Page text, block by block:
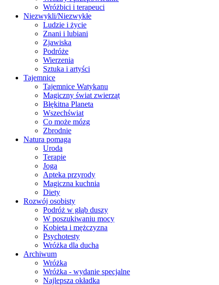
Wróżbici i terapeuci
Niezwykli/Niezwykłe
Ludzie i życie
Znani i lubiani
Zjawiska
Podróże
Wierzenia
Sztuka i artyści
Tajemnice
Tajemnice Watykanu
Magiczny świat zwierząt
Błękitna Planeta
Wszechświat
Co może mózg
Zbrodnie
Natura pomaga
Uroda
Terapie
Joga
Apteka przyrody
Magiczna kuchnia
Diety
Rozwój osobisty
Podróż w głąb duszy
W poszukiwaniu mocy
Kobieta i mężczyzna
Psychotesty
Wróżka dla ducha
Archiwum
Wróżka
Wróżka - wydanie specjalne
Najlepsza okładka